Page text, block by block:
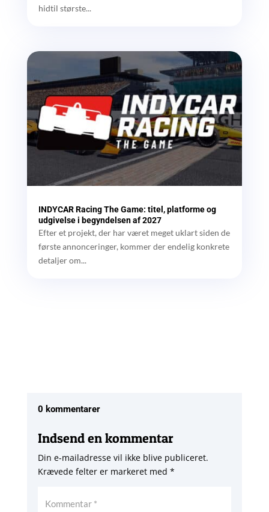
hidtil største...
INDYCAR Racing The Game: titel, platforme og
udgivelse i begyndelsen af 2027
Efter et projekt, der har været meget uklart siden de
første annonceringer, kommer der endelig konkrete
detaljer om...
0 kommentarer
Indsend en kommentar
Din e-mailadresse vil ikke blive publiceret.
Krævede felter er markeret med *